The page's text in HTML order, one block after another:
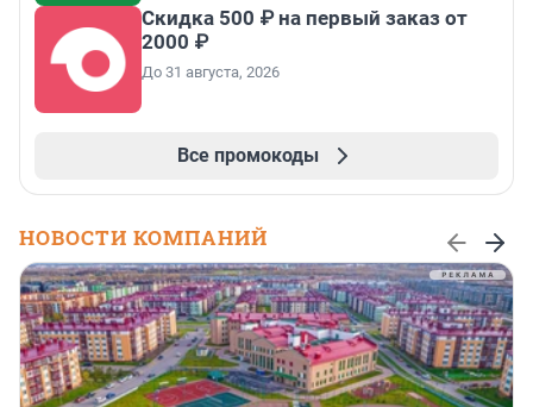
Скидка 500 ₽ на первый заказ от
2000 ₽
До 31 августа, 2026
Все промокоды
НОВОСТИ КОМПАНИЙ